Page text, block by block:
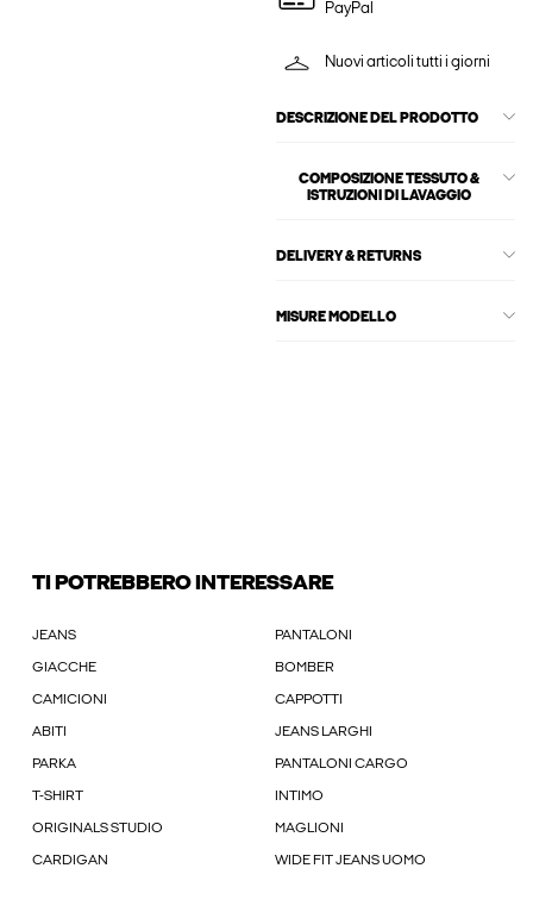
PayPal
Nuovi articoli tutti i giorni
DESCRIZIONE DEL PRODOTTO
COMPOSIZIONE TESSUTO &
ISTRUZIONI DI LAVAGGIO
DELIVERY & RETURNS
MISURE MODELLO
TI POTREBBERO INTERESSARE
JEANS PANTALONI
GIACCHE BOMBER
CAMICIONI CAPPOTTI
ABITI JEANS LARGHI
PARKA PANTALONI CARGO
T-SHIRT INTIMO
ORIGINALS STUDIO MAGLIONI
CARDIGAN WIDE FIT JEANS UOMO